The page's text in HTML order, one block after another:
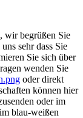
wir begrüßen Sie
sehr dass Sie
Sie sich über
wenden Sie
oder direkt
können hier
oder im
blau-weißen